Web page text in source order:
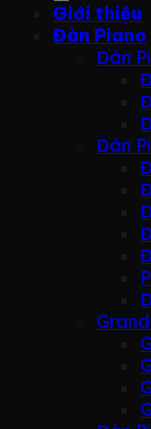
Giới thiệu
Đàn Piano
Đàn
Đàn